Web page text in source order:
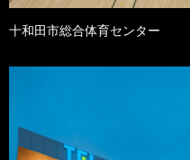
十和田市総合体育センター